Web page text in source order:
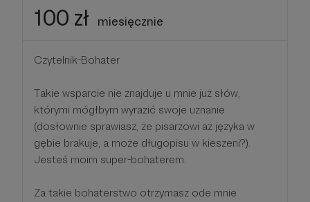
100 zł miesięcznie
Czytelnik-Bohater
Takie wsparcie nie znajduje u mnie już słów,
którymi mógłbym wyrazić swoje uznanie
(dosłownie sprawiasz, że pisarzowi aż języka w
gębie brakuje, a może długopisu w kieszeni?).
Jesteś moim super-bohaterem.
Za takie bohaterstwo otrzymasz ode mnie